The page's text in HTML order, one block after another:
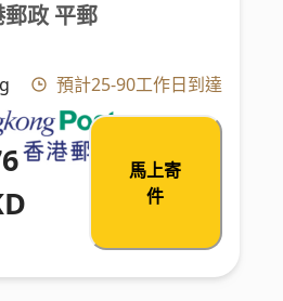
政 平郵
預計25-90工作日到達
馬上寄
件